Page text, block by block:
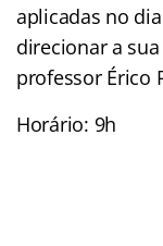
aplicadas no
direcionar a
professor Érico
Horário: 9h